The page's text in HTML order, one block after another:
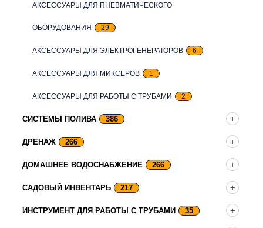
АКСЕССУАРЫ ДЛЯ ПНЕВМАТИЧЕСКОГО
ОБОРУДОВАНИЯ 29
АКСЕССУАРЫ ДЛЯ ЭЛЕКТРОГЕНЕРАТОРОВ 6
АКСЕССУАРЫ ДЛЯ МИКСЕРОВ 1
АКСЕССУАРЫ ДЛЯ РАБОТЫ С ТРУБАМИ 2
СИСТЕМЫ ПОЛИВА 386
ДРЕНАЖ 266
ДОМАШНЕЕ ВОДОСНАБЖЕНИЕ 266
САДОВЫЙ ИНВЕНТАРЬ 217
ИНСТРУМЕНТ ДЛЯ РАБОТЫ С ТРУБАМИ 35